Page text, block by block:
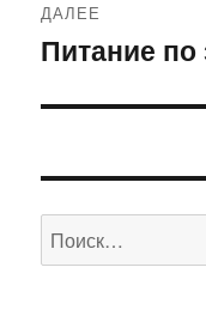
ДАЛЕЕ
Следующая
Питание по
Искать: